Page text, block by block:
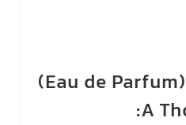
🧴 نسخه‌ی عطر (Eau de Parfum)
A